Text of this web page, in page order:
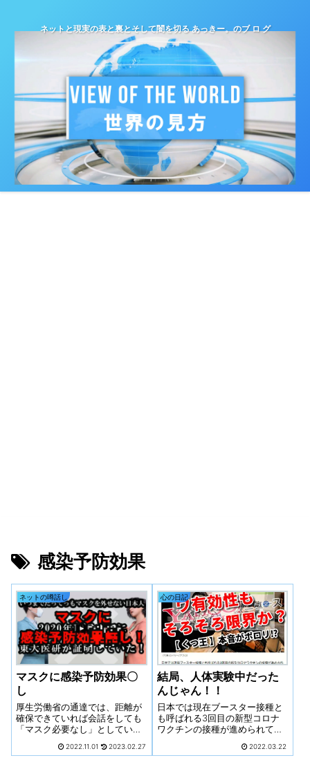
ネットと現実の表と裏とそして闇を切る あっきー。のブ ロ グ
感染予防効果
ネットの噂話し
マスクに感染予防効果〇
し
厚生労働省の通達では、距離が
確保できていれば会話をしても
「マスク必要なし」としている
少ない。マスクの本当の、性
2022.11.01 2023.02.27
心の日記
結局、人体実験中だった
んじゃん！！
日本では現在ブースター接種と
も呼ばれる3回目の新型コロナ
ワクチンの接種が進められてい
回目の接種が行われており、そ
2022.03.22